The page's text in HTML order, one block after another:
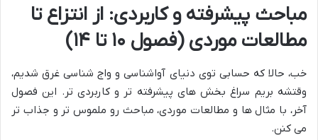
مباحث پیشرفته و کاربردی: از انتزاع تا
مطالعات موردی (فصول ۱۰ تا ۱۴)
خب، حالا که حسابی توی دنیای آواشناسی و واج شناسی غرق شدیم،
وقتشه بریم سراغ بخش های پیشرفته تر و کاربردی تر. این فصول
آخر، با مثال ها و مطالعات موردی، مباحث رو ملموس تر و جذاب تر
می کنن.